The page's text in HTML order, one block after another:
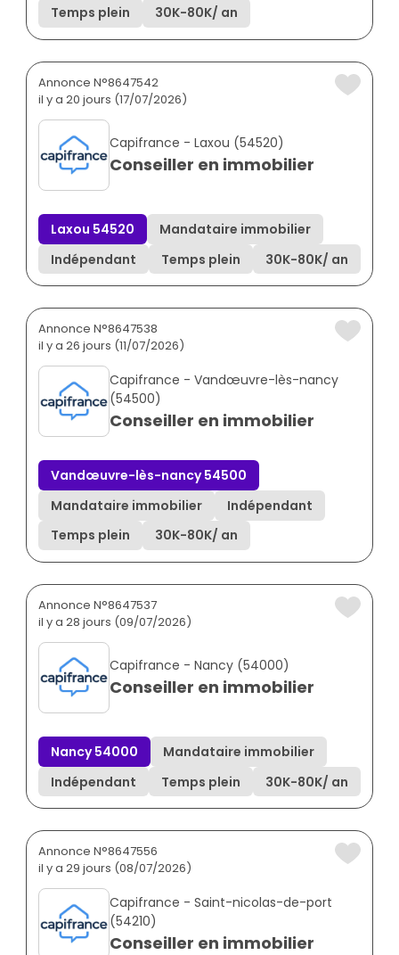
Temps plein 30K-80K/ an
Annonce N°8647542
il y a 20 jours (17/07/2026)
Capifrance - Laxou (54520)
Conseiller en immobilier
Laxou 54520
Mandataire immobilier
Indépendant
Temps plein 30K-80K/ an
Annonce N°8647538
il y a 26 jours (11/07/2026)
Capifrance - Vandœuvre-lès-nancy
(54500)
Conseiller en immobilier
Vandœuvre-lès-nancy 54500
Mandataire immobilier
Indépendant
Temps plein
30K-80K/ an
Annonce N°8647537
il y a 28 jours (09/07/2026)
Capifrance - Nancy (54000)
Conseiller en immobilier
Nancy 54000
Mandataire immobilier
Indépendant
Temps plein 30K-80K/ an
Annonce N°8647556
il y a 29 jours (08/07/2026)
Capifrance - Saint-nicolas-de-port
(54210)
Conseiller en immobilier